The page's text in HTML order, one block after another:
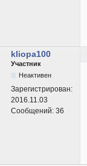
kliopa100
Участник
Неактивен
Зарегистрирован:
2016.11.03
Сообщений: 36